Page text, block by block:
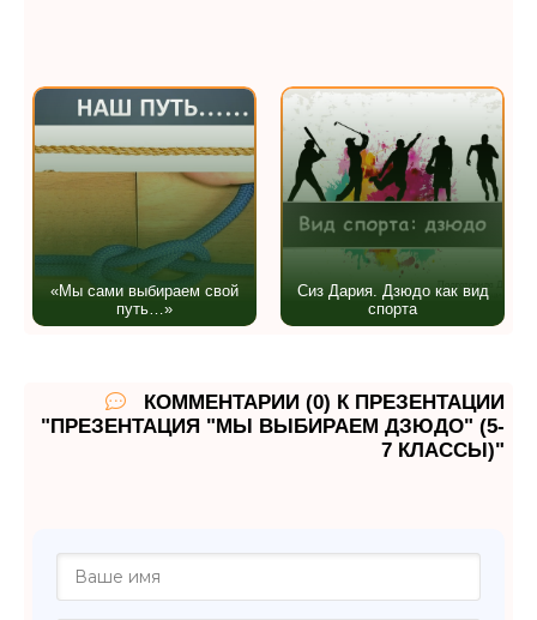
«Мы сами выбираем свой
путь…»
Сиз Дария. Дзюдо как вид
спорта
КОММЕНТАРИИ (0) К ПРЕЗЕНТАЦИИ
"ПРЕЗЕНТАЦИЯ "МЫ ВЫБИРАЕМ ДЗЮДО" (5-
7 КЛАССЫ)"